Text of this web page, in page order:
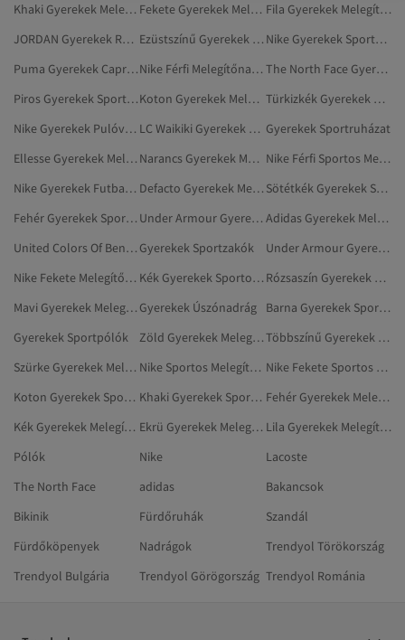
Khaki Gyerekek Melegítőnadrág
Fekete Gyerekek Melegítőnadrág
Fila Gyerekek Melegítőnadrág
JORDAN Gyerekek Rövidnadrág
Ezüstszínű Gyerekek Melegítőnadrág
Nike Gyerekek Sportos Pulóverek
Puma Gyerekek Capri- És Bermuda Nadrágok
Nike Férfi Melegítőnadrág
The North Face Gyerekek Melegítőnadrág
Piros Gyerekek Sportos Melegítőnadrág
Koton Gyerekek Melegítőnadrág
Türkizkék Gyerekek Melegítőnadrág
Nike Gyerekek Pulóverek
LC Waikiki Gyerekek Melegítőnadrág Gyerekek Sportruházat
Ellesse Gyerekek Melegítőnadrág
Narancs Gyerekek Melegítőnadrág
Nike Férfi Sportos Melegítőnadrág
Nike Gyerekek Futballcipők
Defacto Gyerekek Melegítőnadrág
Sötétkék Gyerekek Sportos Melegítőnadrág
Fehér Gyerekek Sportos Rövidnadrág
Under Armour Gyerekek Sportos Melegítőnadrág
Adidas Gyerekek Melegítőszettek
United Colors Of Benetton Gyerekek Melegítőnadrág Gyerekek Sportzakók
Under Armour Gyerekek Melegítőnadrág
Nike Fekete Melegítőnadrág
Kék Gyerekek Sportos Rövidnadrág
Rózsaszín Gyerekek Sportos Rövidnadrág
Mavi Gyerekek Melegítőnadrág Gyerekek Úszónadrág
Barna Gyerekek Sportos Rövidnadrág
Gyerekek Sportpólók
Zöld Gyerekek Melegítőnadrág
Többszínű Gyerekek Sportos Rövidnadrág
Szürke Gyerekek Melegítőnadrág
Nike Sportos Melegítőnadrág
Nike Fekete Sportos Melegítőnadrág
Koton Gyerekek Sportpólók
Khaki Gyerekek Sportruházat
Fehér Gyerekek Melegítőnadrág
Kék Gyerekek Melegítőnadrág
Ekrü Gyerekek Melegítőnadrág
Lila Gyerekek Melegítőnadrág
Pólók
Nike
Lacoste
The North Face
adidas
Bakancsok
Bikinik
Fürdőruhák
Szandál
Fürdőköpenyek
Nadrágok
Trendyol Törökország
Trendyol Bulgária
Trendyol Görögország Trendyol Románia